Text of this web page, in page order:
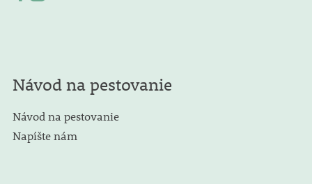
Návod na pestovanie
Návod na pestovanie
Napíšte nám